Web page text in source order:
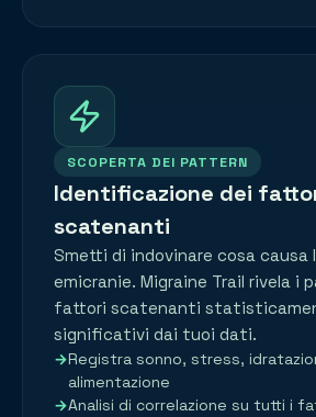
SCOPERTA DEI PATTERN
Identificazione dei
scatenanti
Smetti di indovinare cosa causa
emicranie. Migraine Trail rivela i
fattori scatenanti
significativi dai tuoi dati.
Registra sonno, stress,
alimentazione
Analisi di correlazione su tutti i